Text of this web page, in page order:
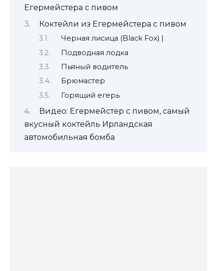
Егермейстера с пивом
Коктейли из Егермейстера с пивом
Черная лисица (Black Fox) |
Подводная лодка
Пьяный водитель
Брюмастер
Горящий егерь
Видео: Егермейстер с пивом, самый
вкусный коктейль Ирландская
автомобильная бомба